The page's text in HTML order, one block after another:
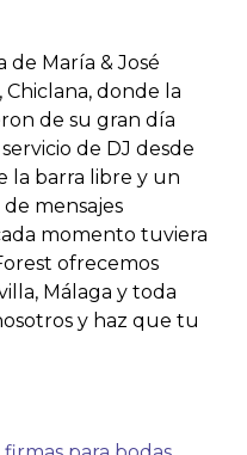
María & José
donde la
de su gran día
de DJ desde
la barra libre y un
mensajes
momento tuviera
ofrecemos
Málaga y toda
y haz que tu